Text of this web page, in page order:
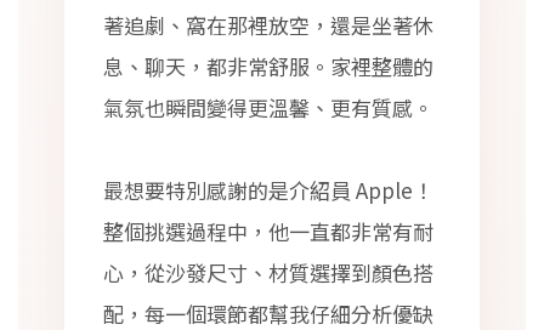
著追劇、窩在那裡放空，還是坐著休
息、聊天，都非常舒服。家裡整體的
氣氛也瞬間變得更溫馨、更有質感。
最想要特別感謝的是介紹員 Apple！
整個挑選過程中，他一直都非常有耐
心，從沙發尺寸、材質選擇到顏色搭
配，每一個環節都幫我仔細分析優缺